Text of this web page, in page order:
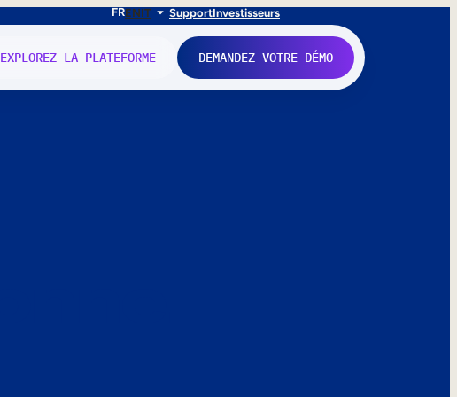
FRENIT SupportInvestisseurs
EXPLOREZ LA PLATEFORME DEMANDEZ VOTRE DÉMO